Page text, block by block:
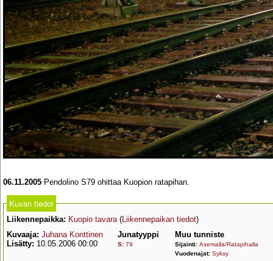
06.11.2005 Pendolino S79 ohittaa Kuopion ratapihan.
Kuvan tiedot
Liikennepaikka: Kuopio tavara(Liikennepaikan tiedot)
Kuvaaja: Juhana Konttinen
Lisätty: 10.05.2006 00:00
Junatyyppi
S: 79
Muu tunniste
Sijainti: Asemalla/Ratapihalla
Vuodenajat: Syksy